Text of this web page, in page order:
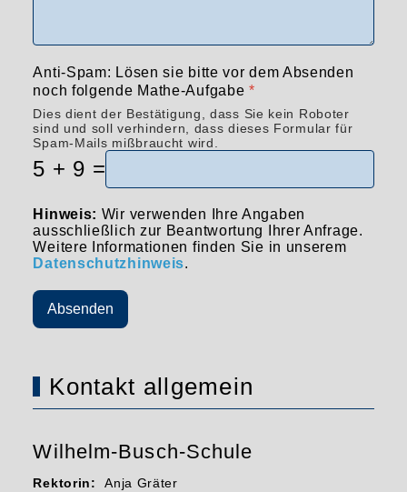
Anti-Spam: Lösen sie bitte vor dem Absenden
noch folgende Mathe-Aufgabe*
Dies dient der Bestätigung, dass Sie kein Roboter
sind und soll verhindern, dass dieses Formular für
Spam-Mails mißbraucht wird.
5 + 9 =
Hinweis: Wir verwenden Ihre Angaben
ausschließlich zur Beantwortung Ihrer Anfrage.
Weitere Informationen finden Sie in unserem
Datenschutzhinweis.
Absenden
Kontakt allgemein
Wilhelm-Busch-Schule
Rektorin:
Anja Gräter